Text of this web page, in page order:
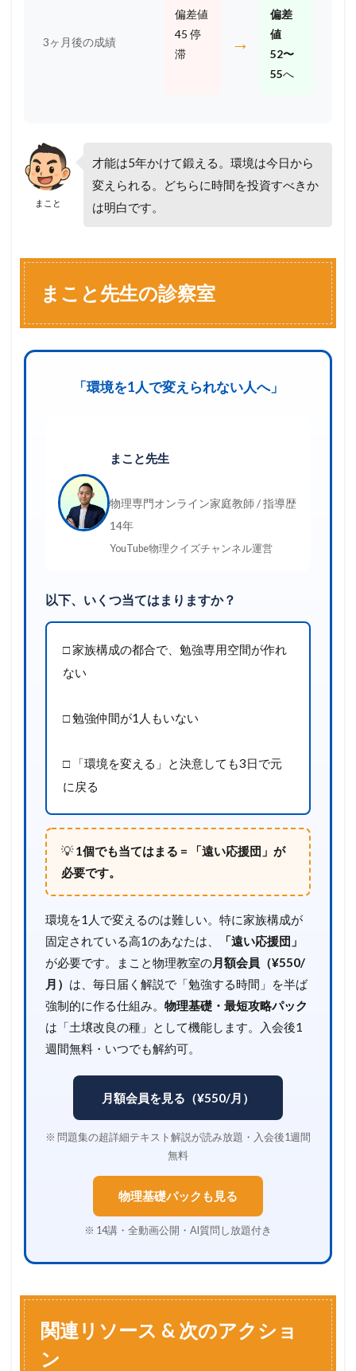
3ヶ月後の成績
偏差値
45 停
滞
→
偏差
値
52〜
55へ
まこと
才能は5年かけて鍛える。環境は今日から
変えられる。どちらに時間を投資すべきか
は明白です。
まこと先生の診察室
「環境を1人で変えられない人へ」
まこと先生
物理専門オンライン家庭教師 / 指導歴
14年
YouTube物理クイズチャンネル運営
以下、いくつ当てはまりますか？
□ 家族構成の都合で、勉強専用空間が作れ
ない
□ 勉強仲間が1人もいない
□ 「環境を変える」と決意しても3日で元
に戻る
💡1個でも当てはまる = 「遠い応援団」が
必要です。
環境を1人で変えるのは難しい。特に家族構成が
固定されている高1のあなたは、
「遠い応援団」
が必要です。まこと物理教室の月額会員（¥550/
月） は、毎日届く解説で「勉強する時間」を半ば
強制的に作る仕組み。 物理基礎・最短攻略パック
は「土壌改良の種」として機能します。入会後1
週間無料・いつでも解約可。
月額会員を見る（¥550/月）
※ 問題集の超詳細テキスト解説が読み放題・入会後1週間
無料
物理基礎パックも見る
※ 14講・全動画公開・AI質問し放題付き
関連リソース & 次のアクショ
ン